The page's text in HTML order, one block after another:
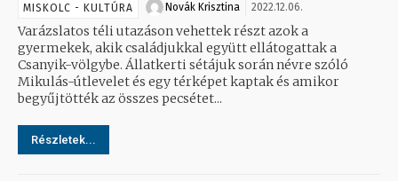
MISKOLC - KULTÚRA Novák Krisztina 2022.12.06.
Varázslatos téli utazáson vehettek részt azok a
gyermekek, akik családjukkal együtt ellátogattak a
Csanyik-völgybe. Állatkerti sétájuk során névre szóló
Mikulás-útlevelet és egy térképet kaptak és amikor
begyűjtötték az összes pecsétet...
Részletek...